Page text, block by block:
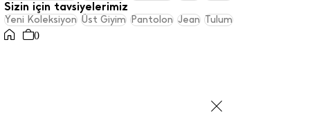
Sizin için tavsiyelerimiz
Yeni Koleksiyon Üst Giyim Pantolon Jean Tulum
0